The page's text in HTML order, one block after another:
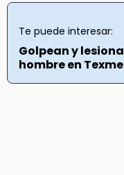
Te puede interesar:
Golpean y
hombre en